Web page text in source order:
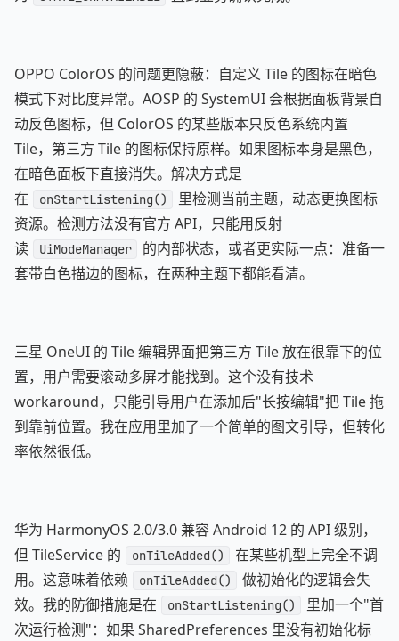
OPPO ColorOS 的问题更隐蔽：自定义 Tile 的图标在暗色
模式下对比度异常。AOSP 的 SystemUI 会根据面板背景自
动反色图标，但 ColorOS 的某些版本只反色系统内置
Tile，第三方 Tile 的图标保持原样。如果图标本身是黑色，
在暗色面板下直接消失。解决方式是
在
onStartListening()
里检测当前主题，动态更换图标
资源。检测方法没有官方 API，只能用反射
读
UiModeManager
的内部状态，或者更实际一点：准备一
套带白色描边的图标，在两种主题下都能看清。
三星 OneUI 的 Tile 编辑界面把第三方 Tile 放在很靠下的位
置，用户需要滚动多屏才能找到。这个没有技术
workaround，只能引导用户在添加后"长按编辑"把 Tile 拖
到靠前位置。我在应用里加了一个简单的图文引导，但转化
率依然很低。
华为 HarmonyOS 2.0/3.0 兼容 Android 12 的 API 级别，
但 TileService 的
onTileAdded()
在某些机型上完全不调
用。这意味着依赖
onTileAdded()
做初始化的逻辑会失
效。我的防御措施是在
onStartListening()
里加一个"首
次运行检测"：如果 SharedPreferences 里没有初始化标